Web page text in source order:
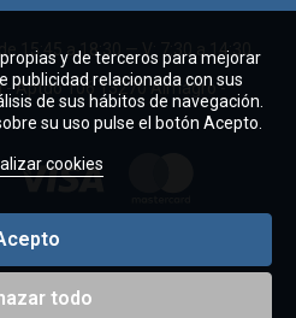
15:45 a 18:30 — V: 7:30 a 14:30
- Aptdo 106 13270 Almagro -
y de terceros para mejorar
publicidad relacionada con sus
de sus hábitos de navegación.
su uso pulse el botón Acepto.
cookies
todo